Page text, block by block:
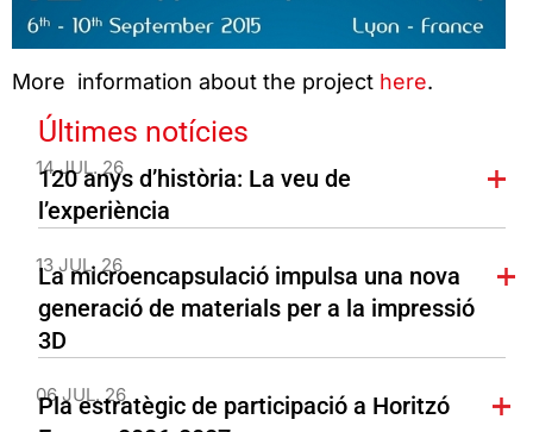
More information about the project here.
Últimes notícies
14 JUL. 26
120 anys d’història: La veu de
l’experiència
13 JUL. 26
La microencapsulació impulsa una nova
generació de materials per a la impressió
3D
06 JUL. 26
Pla estratègic de participació a Horitzó